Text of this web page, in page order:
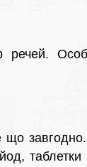
що